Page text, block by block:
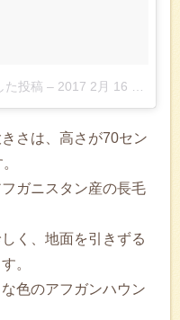
た投稿 – 2017 2月 16 4:06午後 PST
さは、高さが70セン
ガニスタン産の長毛
く、地面を引きずる
。
色のアフガンハウン